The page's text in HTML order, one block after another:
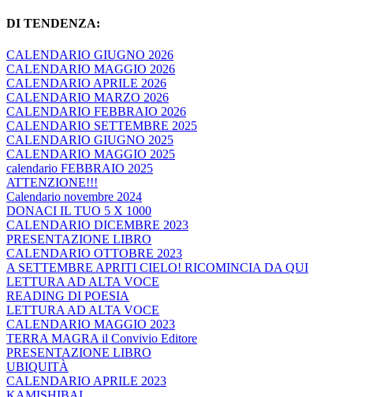
DI TENDENZA:
CALENDARIO GIUGNO 2026
CALENDARIO MAGGIO 2026
CALENDARIO APRILE 2026
CALENDARIO MARZO 2026
CALENDARIO FEBBRAIO 2026
CALENDARIO SETTEMBRE 2025
CALENDARIO GIUGNO 2025
CALENDARIO MAGGIO 2025
calendario FEBBRAIO 2025
ATTENZIONE!!!
Calendario novembre 2024
DONACI IL TUO 5 X 1000
CALENDARIO DICEMBRE 2023
PRESENTAZIONE LIBRO
CALENDARIO OTTOBRE 2023
A SETTEMBRE APRITI CIELO! RICOMINCIA DA QUI
LETTURA AD ALTA VOCE
READING DI POESIA
LETTURA AD ALTA VOCE
CALENDARIO MAGGIO 2023
TERRA MAGRA il Convivio Editore
PRESENTAZIONE LIBRO
UBIQUITÀ
CALENDARIO APRILE 2023